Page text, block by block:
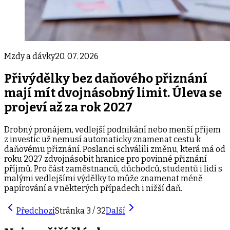
Mzdy a dávky20. 07. 2026
Přivýdělky bez daňového přiznání
mají mít dvojnásobný limit. Úleva se
projeví až za rok 2027
Drobný pronájem, vedlejší podnikání nebo menší příjem
z investic už nemusí automaticky znamenat cestu k
daňovému přiznání. Poslanci schválili změnu, která má od
roku 2027 zdvojnásobit hranice pro povinné přiznání
příjmů. Pro část zaměstnanců, důchodců, studentů i lidí s
malými vedlejšími výdělky to může znamenat méně
papírování a v některých případech i nižší daň.
PředchozíStránka 3 / 32Další